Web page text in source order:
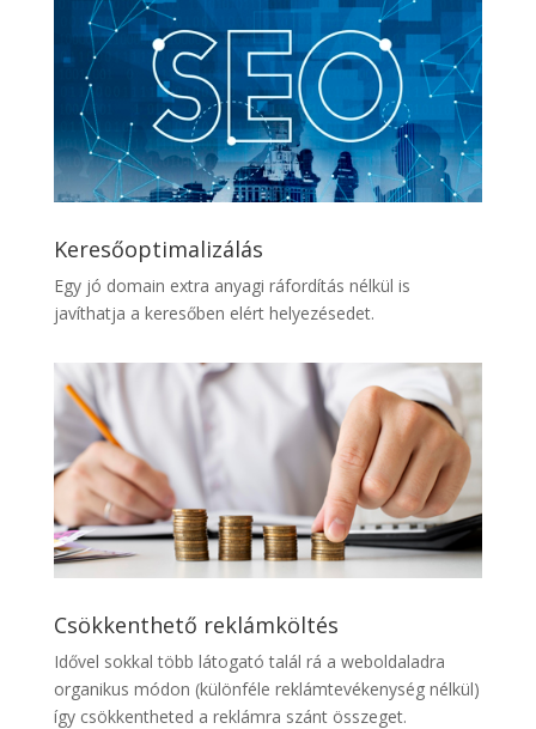
Keresőoptimalizálás
Egy jó domain extra anyagi ráfordítás nélkül is
javíthatja a keresőben elért helyezésedet.
Csökkenthető reklámköltés
Idővel sokkal több látogató talál rá a weboldaladra
organikus módon (különféle reklámtevékenység nélkül)
így csökkentheted a reklámra szánt összeget.